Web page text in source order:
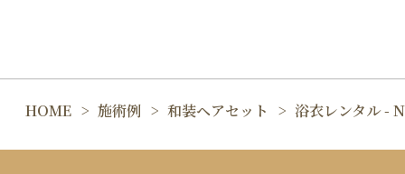
HOME 施術例 和装ヘアセット 浴衣レンタル -